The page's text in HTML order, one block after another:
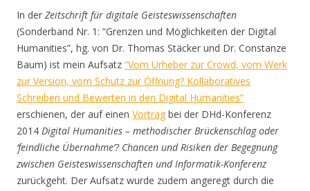
In der Zeitschrift für digitale Geisteswissenschaften
(Sonderband Nr. 1: “Grenzen und Möglichkeiten der Digital
Humanities”, hg. von Dr. Thomas Stäcker und Dr. Constanze
Baum) ist mein Aufsatz “Vom Urheber zur Crowd, vom Werk
zur Version, vom Schutz zur Öffnung? Kollaboratives
Schreiben und Bewerten in den Digital Humanities”
erschienen, der auf einen Vortragbei der DHd-Konferenz
2014 Digital Humanities – methodischer Brückenschlag oder
‘feindliche Übernahme’? Chancen und Risiken der Begegnung
zwischen Geisteswissenschaften und Informatik-Konferenz
zurückgeht. Der Aufsatz wurde zudem angeregt durch die